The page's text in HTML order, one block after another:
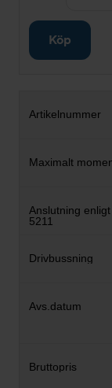
Köp